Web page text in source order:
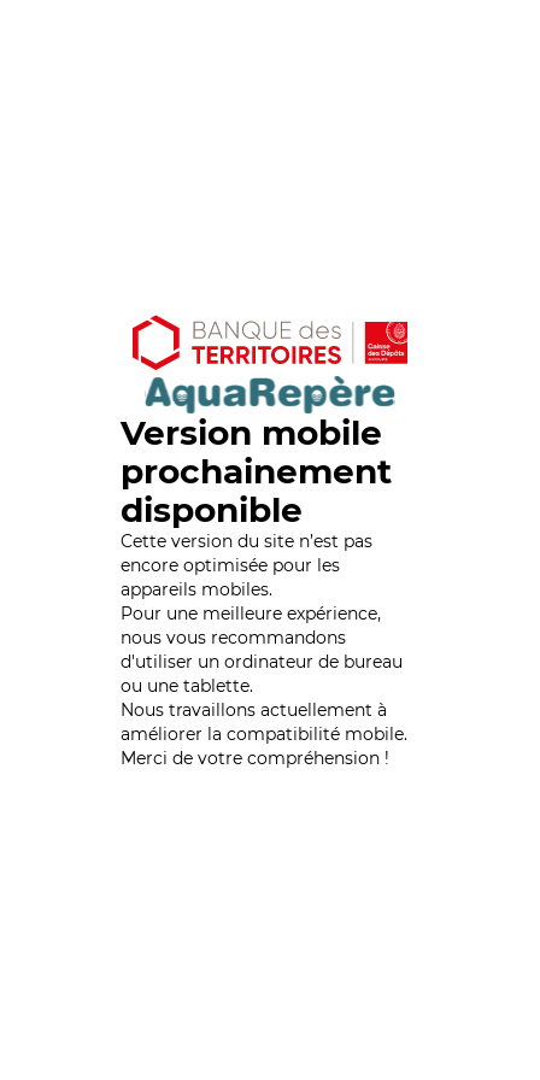
Version mobile
prochainement
disponible
Cette version du site n’est pas
encore optimisée pour les
appareils mobiles.
Pour une meilleure expérience,
nous vous recommandons
d'utiliser un ordinateur de bureau
ou une tablette.
Nous travaillons actuellement à
améliorer la compatibilité mobile.
Merci de votre compréhension !